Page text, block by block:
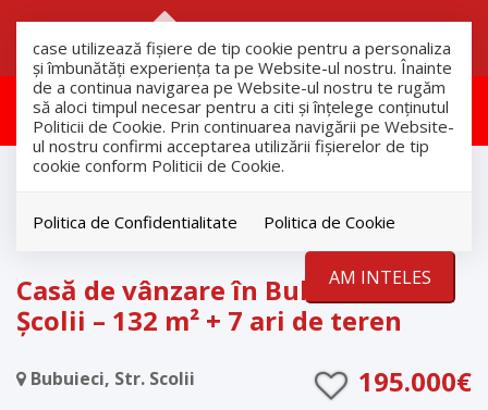
case utilizează fişiere de tip cookie pentru a personaliza
și îmbunătăți experiența ta pe Website-ul nostru. Înainte
de a continua navigarea pe Website-ul nostru te rugăm
să aloci timpul necesar pentru a citi și înțelege conținutul
Politicii de Cookie. Prin continuarea navigării pe Website-
ul nostru confirmi acceptarea utilizării fişierelor de tip
cookie conform Politicii de Cookie.
Politica de Confidentialitate Politica de Cookie
AM INTELES
Aceasta proprietate a fost retras!
Vanzare
Bubuieci
Casă de vânzare în Bubuieci, str.
Școlii – 132 m² + 7 ari de teren
Bubuieci, Str. Scolii 195.000€